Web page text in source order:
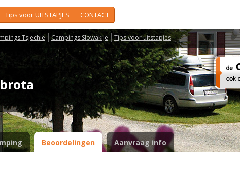
Tips voor UITSTAPJES CONTACT
Tsjechië Campings Slowakije Tips voor uitstapjes
Beoordelingen Aanvraag info